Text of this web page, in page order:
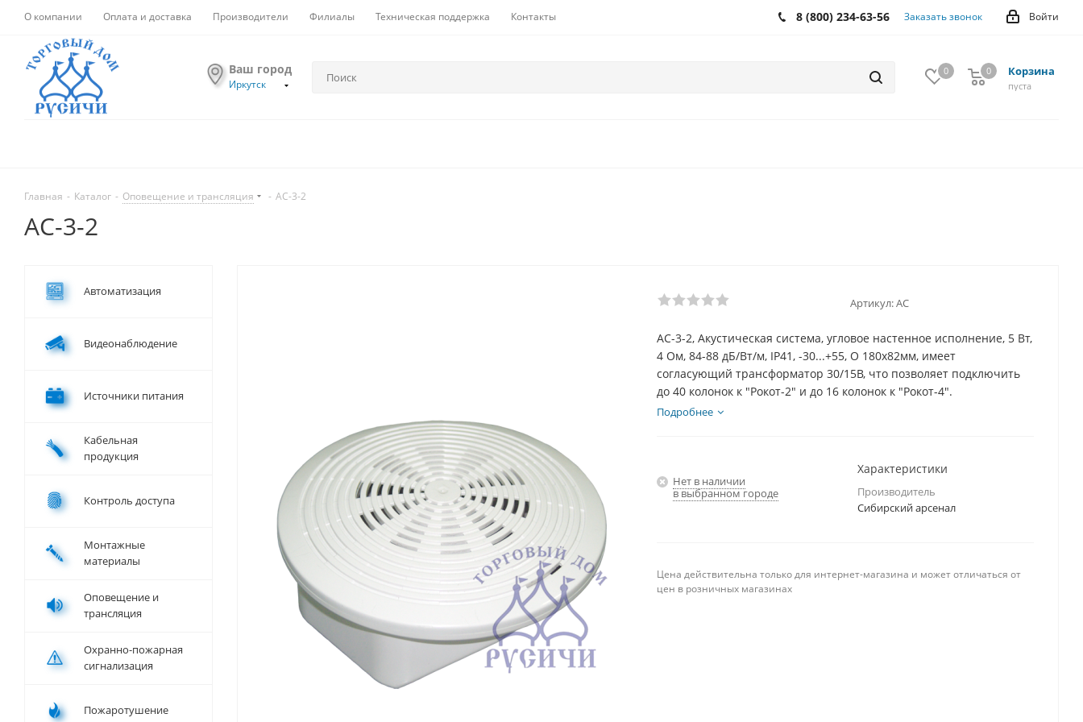
О компании Оплата и доставка Производители Филиалы Техническая поддержка Контакты Войти
8 (800) 234-63-56 Заказать звонок
Ваш город
Иркутск
0 Корзина
0
пуста
0
Главная - Каталог - Оповещение и трансляция - АС-3-2
АС-3-2
Артикул:АС
АС-3-2, Акустическая система, угловое настенное исполнение, 5 Вт,
4 Ом, 84-88 дБ/Вт/м, IP41, -30...+55, O 180х82мм, имеет
согласующий трансформатор 30/15В, что позволяет подключить
до 40 колонок к "Рокот-2" и до 16 колонок к "Рокот-4".
Подробнее
Нет в наличии
в выбранном городе
Характеристики
Производитель
Сибирский арсенал
Цена действительна только для интернет-магазина и может отличаться от
цен в розничных магазинах
Автоматизация
Видеонаблюдение
Источники питания
Кабельная
продукция
Контроль доступа
Монтажные
материалы
Оповещение и
трансляция
Охранно-пожарная
сигнализация
Пожаротушение